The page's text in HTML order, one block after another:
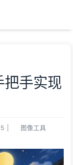
把手实现
图像工具